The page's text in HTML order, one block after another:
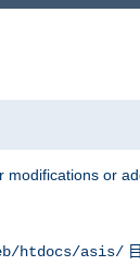
modifications or
htdocs/asis/